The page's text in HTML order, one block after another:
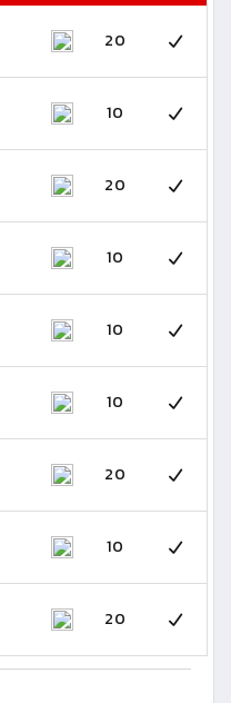
20
10
20
10
10
10
20
10
20